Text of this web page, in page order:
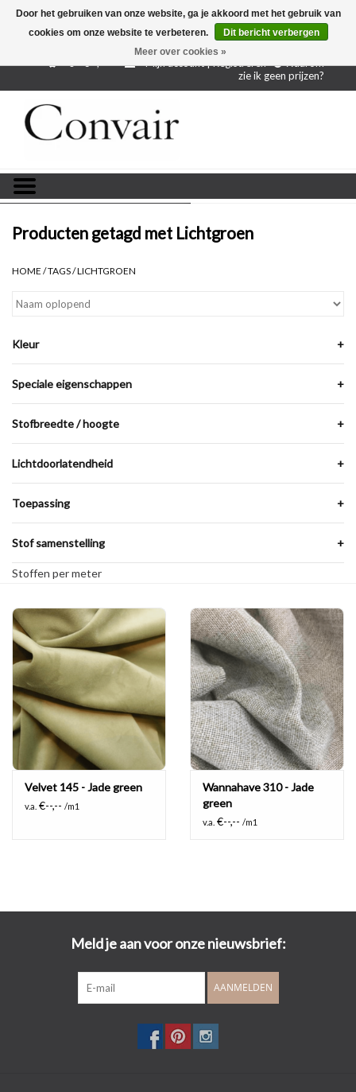
Gratis verzending bij aankoop vanaf € 250,-
Gratis
0 - €--,--
Mijn account | Registreren
Waarom
zie ik geen prijzen?
Stoffen per meter
Blog
Producten getagd met Lichtgroen
HOME /TAGS/LICHTGROEN
Kleur +
Speciale eigenschappen +
Stofbreedte / hoogte +
Lichtdoorlatendheid +
Toepassing +
Stof samenstelling +
Stoffen per meter
Velvet 145 - Jade green
v.a. €--,-- /m1
Wannahave 310 - Jade
green
v.a. €--,-- /m1
Meld je aan voor onze nieuwsbrief:
AANMELDEN
Door het gebruiken van onze website, ga je akkoord met het gebruik van
cookies om onze website te verbeteren.
Dit bericht verbergen
Meer over cookies »